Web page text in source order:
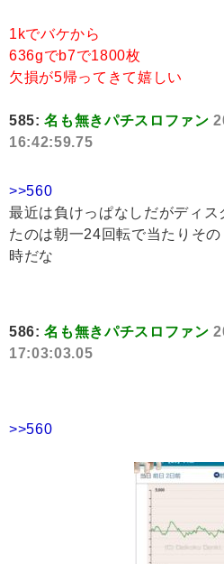
1kでバケから
636gでb7で1800枚
欠損が5帰ってきて嬉しい
585:名も無きパチスロファン
16:42:59.75
>>560
最近は負けっぱなしだがディス
たのは朝一24回転で当たりそ
時だな
586:名も無きパチスロファン
17:03:03.05
>>560